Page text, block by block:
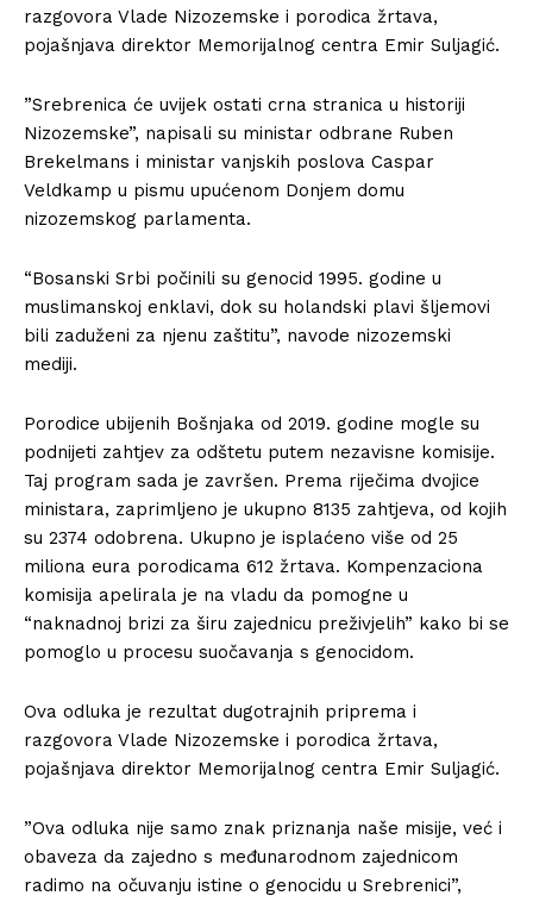
razgovora Vlade Nizozemske i porodica žrtava,
pojašnjava direktor Memorijalnog centra Emir Suljagić.
”Srebrenica će uvijek ostati crna stranica u historiji
Nizozemske”, napisali su ministar odbrane Ruben
Brekelmans i ministar vanjskih poslova Caspar
Veldkamp u pismu upućenom Donjem domu
nizozemskog parlamenta.
“Bosanski Srbi počinili su genocid 1995. godine u
muslimanskoj enklavi, dok su holandski plavi šljemovi
bili zaduženi za njenu zaštitu”, navode nizozemski
mediji.
Porodice ubijenih Bošnjaka od 2019. godine mogle su
podnijeti zahtjev za odštetu putem nezavisne komisije.
Taj program sada je završen. Prema riječima dvojice
ministara, zaprimljeno je ukupno 8135 zahtjeva, od kojih
su 2374 odobrena. Ukupno je isplaćeno više od 25
miliona eura porodicama 612 žrtava. Kompenzaciona
komisija apelirala je na vladu da pomogne u
“naknadnoj brizi za širu zajednicu preživjelih” kako bi se
pomoglo u procesu suočavanja s genocidom.
Ova odluka je rezultat dugotrajnih priprema i
razgovora Vlade Nizozemske i porodica žrtava,
pojašnjava direktor Memorijalnog centra Emir Suljagić.
”Ova odluka nije samo znak priznanja naše misije, već i
obaveza da zajedno s međunarodnom zajednicom
radimo na očuvanju istine o genocidu u Srebrenici”,